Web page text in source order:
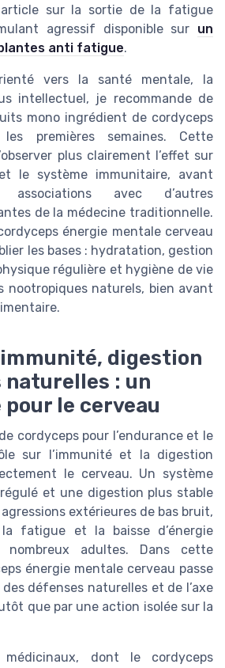
sur la sortie de la fatigue
agressif disponible sur un
anti fatigue.
vers la santé mentale, la
intellectuel, je recommande de
mono ingrédient de cordyceps
premières semaines. Cette
plus clairement l’effet sur
et le système immunitaire, avant
associations avec d’autres
de la médecine traditionnelle.
énergie mentale cerveau
les bases : hydratation, gestion
régulière et hygiène de vie
nootropiques naturels, bien avant
digestion
naturelles : un
le cerveau
cordyceps pour l’endurance et le
sur l’immunité et la digestion
le cerveau. Un système
et une digestion plus stable
extérieures de bas bruit,
fatigue et la baisse d’énergie
adultes. Dans cette
énergie mentale cerveau passe
défenses naturelles et de l’axe
que par une action isolée sur la
médicinaux, dont le cordyceps